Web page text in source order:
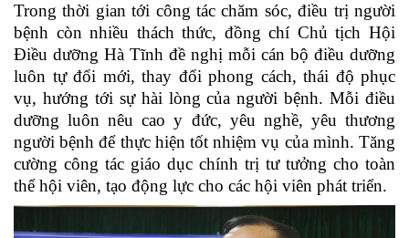
Trong thời gian tới công tác chăm sóc, điều trị người
bệnh còn nhiều thách thức, đồng chí Chủ tịch Hội
Điều dưỡng Hà Tĩnh đề nghị mỗi cán bộ điều dưỡng
luôn tự đổi mới, thay đổi phong cách, thái độ phục
vụ, hướng tới sự hài lòng của người bệnh. Mỗi điều
dưỡng luôn nêu cao y đức, yêu nghề, yêu thương
người bệnh để thực hiện tốt nhiệm vụ của mình. Tăng
cường công tác giáo dục chính trị tư tưởng cho toàn
thể hội viên, tạo động lực cho các hội viên phát triển.